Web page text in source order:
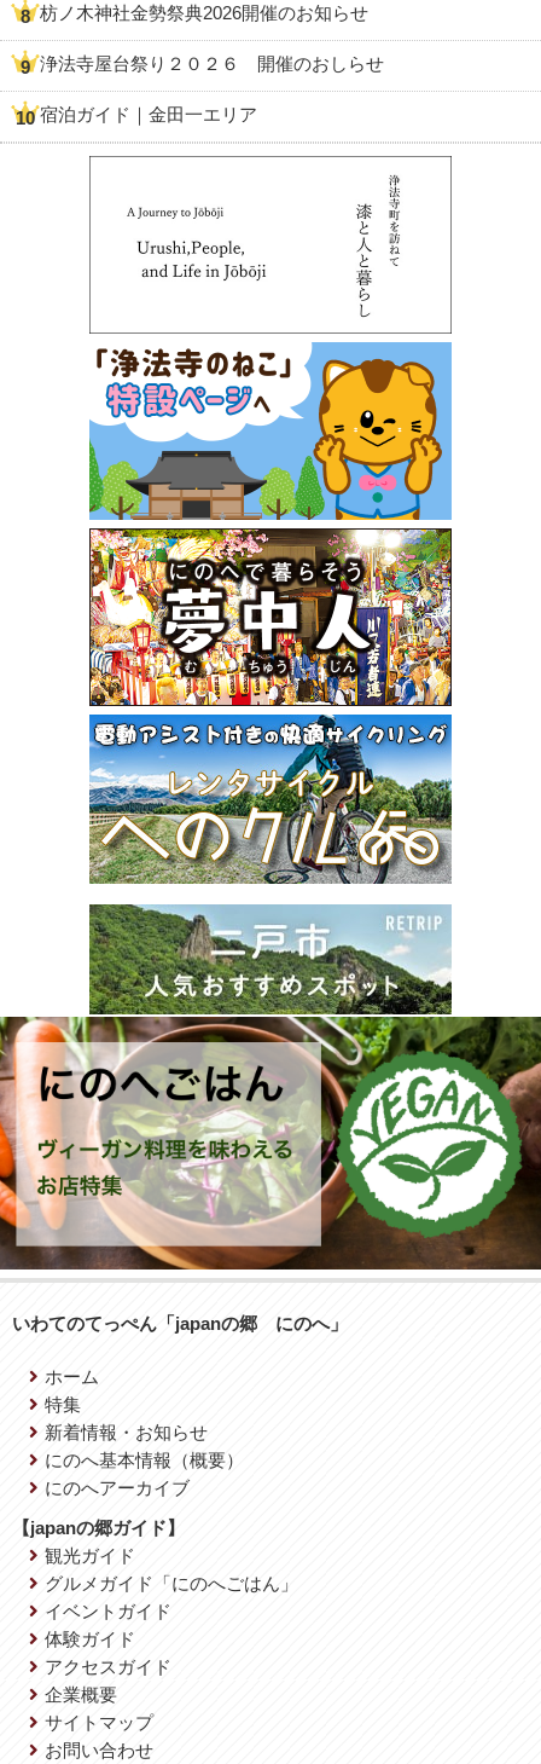
枋ノ木神社金勢祭典2026開催のお知らせ
浄法寺屋台祭り２０２６ 開催のおしらせ
宿泊ガイド｜金田一エリア
いわてのてっぺん「japanの郷 にのへ」
ホーム
特集
新着情報・お知らせ
にのへ基本情報（概要）
にのへアーカイブ
【japanの郷ガイド】
観光ガイド
グルメガイド「にのへごはん」
イベントガイド
体験ガイド
アクセスガイド
企業概要
サイトマップ
お問い合わせ